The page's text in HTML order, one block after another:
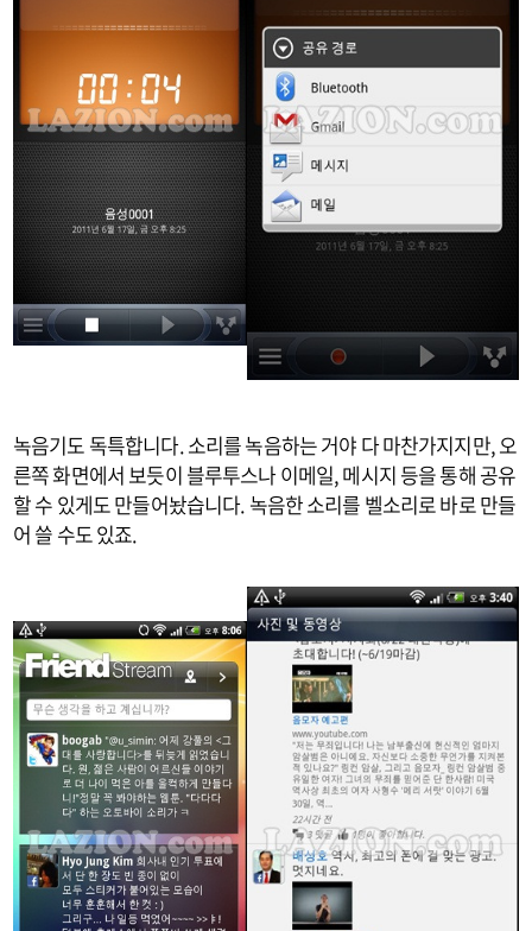
녹음기도 독특합니다. 소리를 녹음하는 거야 다 마찬가지지만, 오
른쪽 화면에서 보듯이 블루투스나 이메일, 메시지 등을 통해 공유
할 수 있게도 만들어놨습니다. 녹음한 소리를 벨소리로 바로 만들
어 쓸 수도 있죠.